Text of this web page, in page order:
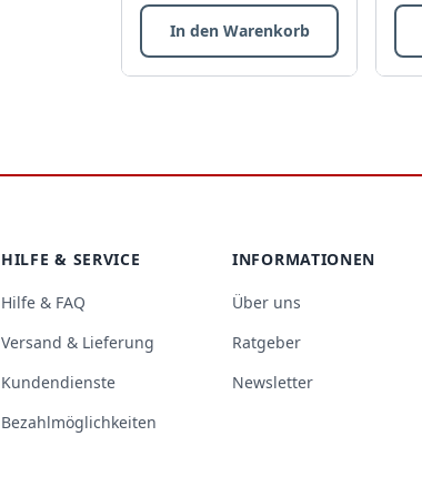
In den Warenkorb
HILFE & SERVICE
Hilfe & FAQ
Versand & Lieferung
Kundendienste
Bezahlmöglichkeiten
INFORMATIONEN
Über uns
Ratgeber
Newsletter